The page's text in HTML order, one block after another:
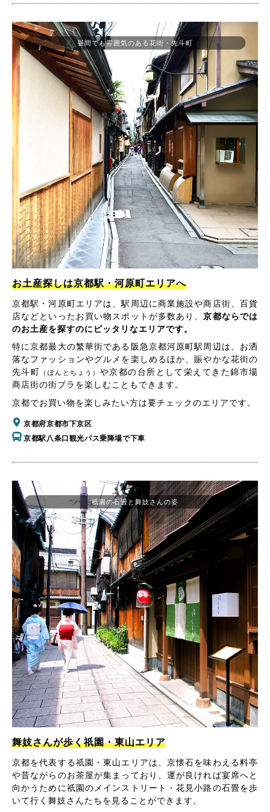
昼間でも雰囲気のある花街・先斗町
お土産探しは京都駅・河原町エリアへ
京都駅・河原町エリアは、駅周辺に商業施設や商店街、百貨
店などといったお買い物スポットが多数あり、京都ならでは
のお土産を探すのにピッタリなエリアです。
特に京都最大の繁華街である阪急京都河原町駅周辺は、お洒
落なファッションやグルメを楽しめるほか、賑やかな花街の
先斗町
（ぽんとちょう） や京都の台所として栄えてきた錦市場
商店街の街ブラを楽しむこともできます。
京都でお買い物を楽しみたい方は要チェックのエリアです。
京都府京都市下京区
京都駅八条口観光バス乗降場で下車
舞妓さんが歩く祇園・東山エリア
京都を代表する祇園・東山エリアは、京懐石を味わえる料亭
や昔ながらのお茶屋が集まっており、運が良ければ宴席へと
向かうために祇園のメインストリート・花見小路の石畳を歩
いて行く舞妓さんたちを見ることができます。
祇園の石畳と舞妓さんの姿